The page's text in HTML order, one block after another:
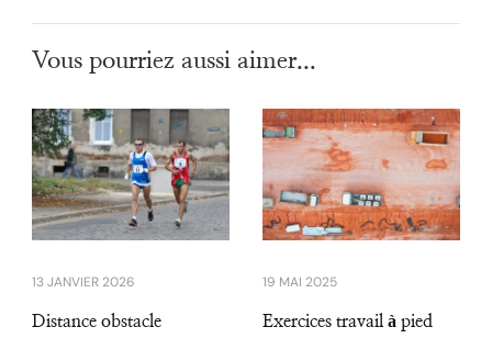
Vous pourriez aussi aimer...
13 JANVIER 2026
Distance obstacle
19 MAI 2025
Exercices travail à pied